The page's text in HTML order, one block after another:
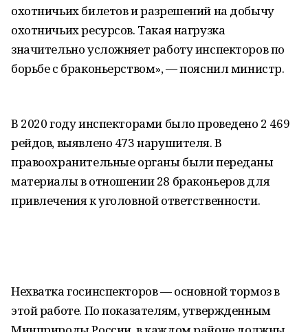
охотничьих билетов и разрешений на добычу
охотничьих ресурсов. Такая нагрузка
значительно усложняет работу инспекторов по
борьбе с браконьерством», — пояснил министр.
В 2020 году инспекторами было проведено 2 469
рейдов, выявлено 473 нарушителя. В
правоохранительные органы были переданы
материалы в отношении 28 браконьеров для
привлечения к уголовной ответственности.
Нехватка госинспекторов — основной тормоз в
этой работе. По показателям, утвержденным